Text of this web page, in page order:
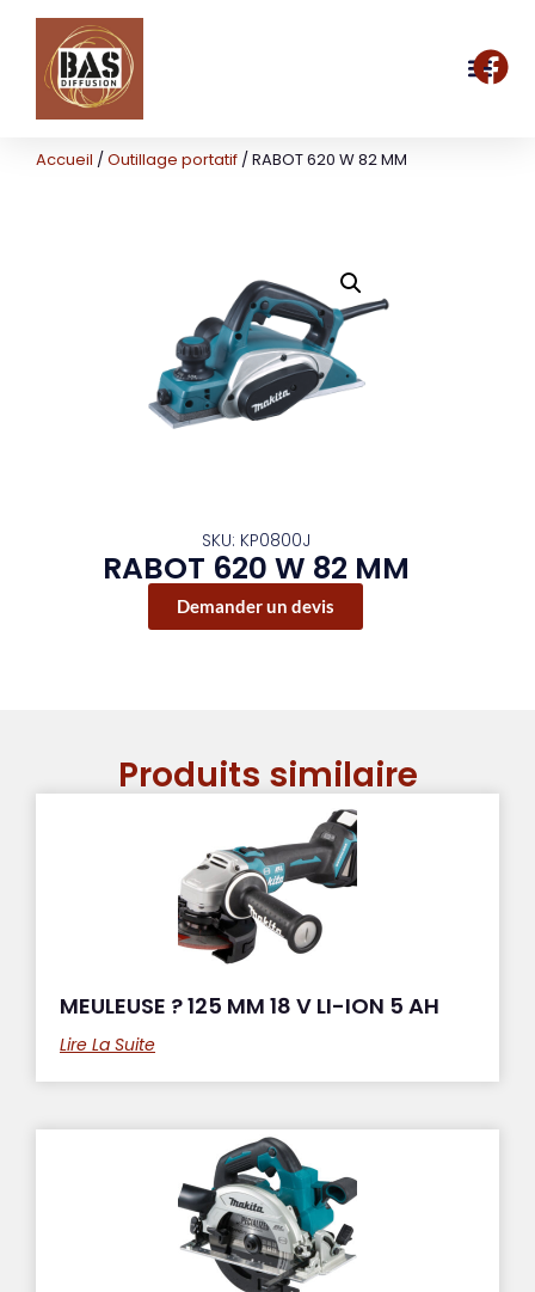
Accueil /Outillage portatif / RABOT 620 W 82 MM
SKU: KP0800J
RABOT 620 W 82 MM
Demander un devis
Produits similaire
MEULEUSE ? 125 MM 18 V LI-ION 5 AH
Lire La Suite